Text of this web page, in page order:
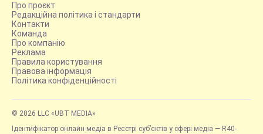
Про проєкт
Редакційна політика і стандарти
Контакти
Команда
Про компанію
Реклама
Правила користування
Правова інформація
Політика конфіденційності
© 2026 LLC «UBT MEDIA»
Ідентифікатор онлайн-медіа в Реєстрі суб’єктів у сфері медіа — R40-